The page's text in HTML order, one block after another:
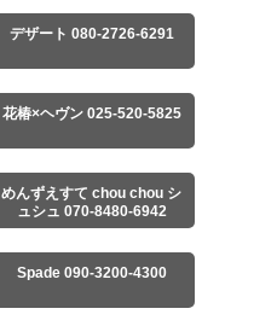
デザート 080-2726-6291
花椿×ヘヴン 025-520-5825
めんずえすて chou chou シ
ュシュ 070-8480-6942
Spade 090-3200-4300